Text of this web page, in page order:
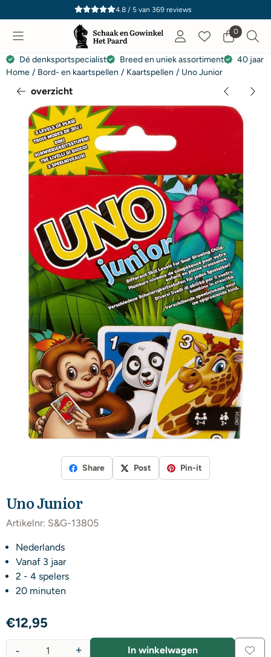
Cookievoorkeuren zijn momenteel gesloten.
4.8 / 5van 369reviews
0
Dé denksportspecialist Breed en uniek assortiment
40 jaar
Home / Bord- en kaartspellen / Kaartspellen / Uno Junior
overzicht
Share Post Pin-it
Uno Junior
Artikelnr: S&G-13805
Nederlands
Vanaf 3 jaar
2 - 4 spelers
20 minuten
€12,95
+
- In winkelwagen